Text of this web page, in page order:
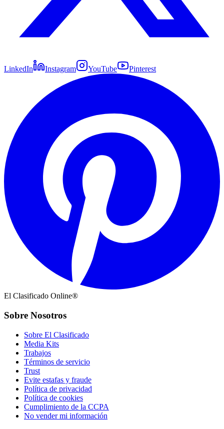
LinkedIn Instagram YouTube Pinterest
El Clasificado Online®
Sobre Nosotros
Sobre El Clasificado
Media Kits
Trabajos
Términos de servicio
Trust
Evite estafas y fraude
Política de privacidad
Política de cookies
Cumplimiento de la CCPA
No vender mi información